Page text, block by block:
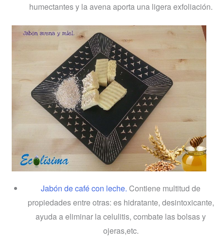
humectantes y la avena aporta una ligera exfoliación.
Jabón de café con leche. Contiene multitud de
propiedades entre otras: es hidratante, desintoxicante,
ayuda a eliminar la celulitis, combate las bolsas y
ojeras,etc.